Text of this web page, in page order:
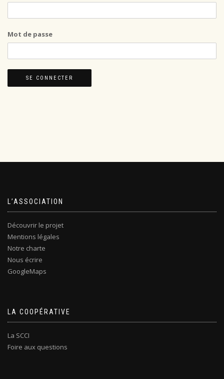
Mot de passe
L’ASSOCIATION
Découvrir le projet
Mentions légales
Notre charte
Nous écrire
GoogleMaps
LA COOPÉRATIVE
La SCCI
Foire aux questions